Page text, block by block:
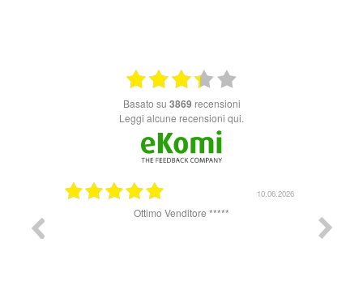
basato su 3869 recensioni
Leggi alcune recensioni qui.
Dalla
10.06.2026
Ottimo Venditore *****